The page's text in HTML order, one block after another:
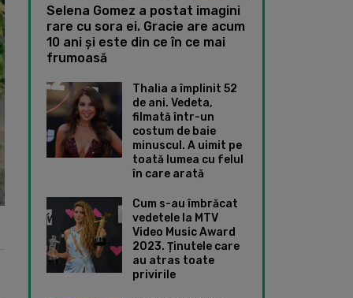
Selena Gomez a postat imagini
rare cu sora ei. Gracie are acum
10 ani și este din ce în ce mai
frumoasă
Thalia a împlinit 52
de ani. Vedeta,
filmată într-un
costum de baie
minuscul. A uimit pe
toată lumea cu felul
în care arată
Cum s-au îmbrăcat
vedetele la MTV
Video Music Award
2023. Ținutele care
au atras toate
privirile